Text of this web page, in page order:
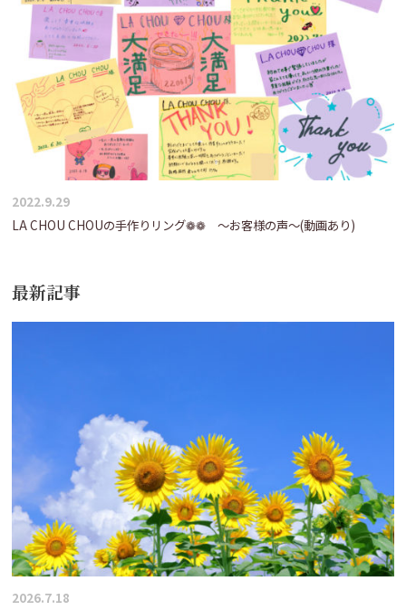
2022.9.29
LA CHOU CHOUの手作りリング❁❁ ～お客様の声～(動画あり)
最新記事
2026.7.18